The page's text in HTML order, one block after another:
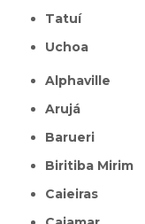
Tatuí
Uchoa
Alphaville
Arujá
Barueri
Biritiba Mirim
Caieiras